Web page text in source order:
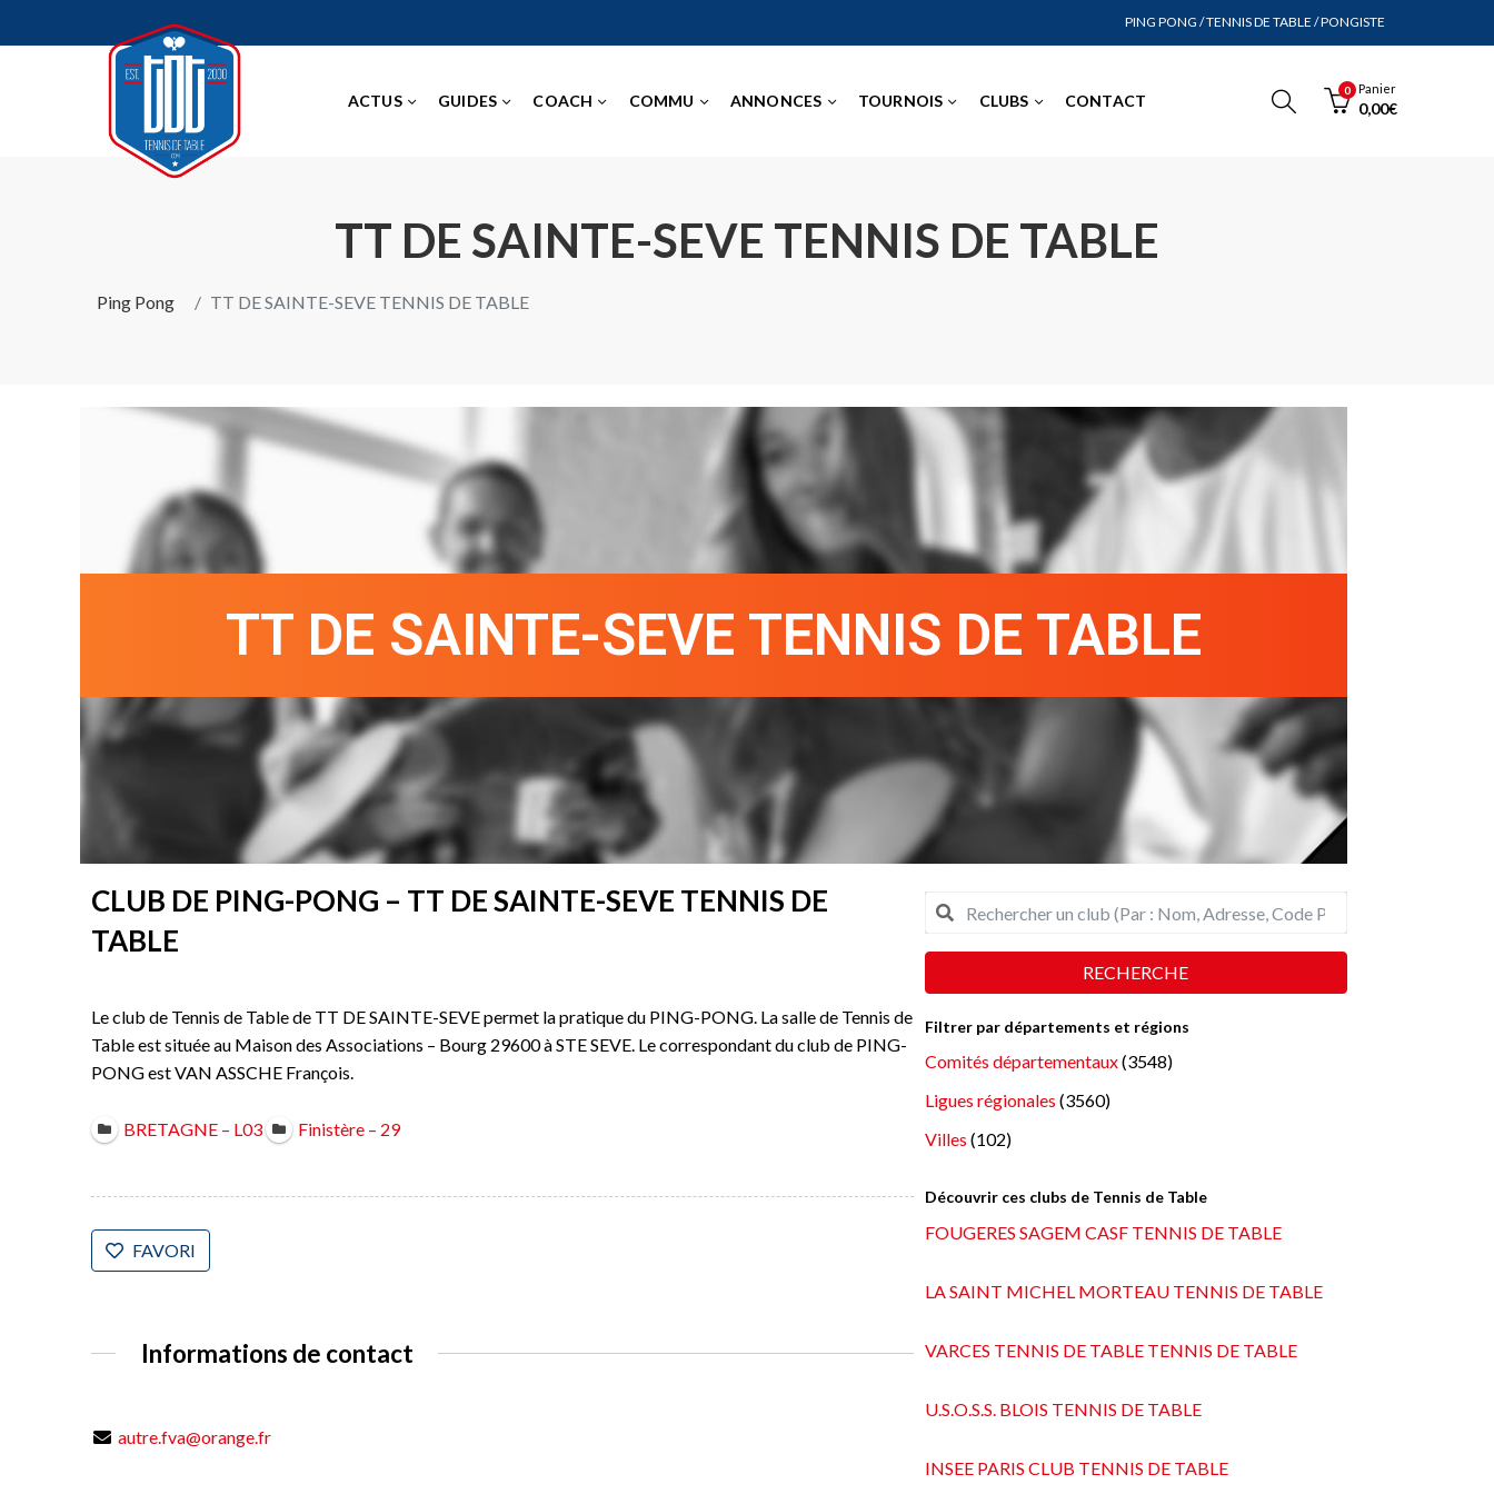
PING PONG / TENNIS DE TABLE / PONGISTE
ACTUS GUIDES COACH COMMU ANNONCES TOURNOIS CLUBS CONTACT
0 Panier
0,00€
TT DE SAINTE-SEVE TENNIS DE TABLE
Ping Pong TT DE SAINTE-SEVE TENNIS DE TABLE
TT DE SAINTE-SEVE TENNIS DE TABLE
CLUB DE PING-PONG – TT DE SAINTE-SEVE TENNIS DE
TABLE
Le club de Tennis de Table de TT DE SAINTE-SEVE permet la pratique du PING-PONG. La salle de Tennis de
Table est située au Maison des Associations – Bourg 29600 à STE SEVE. Le correspondant du club de PING-
PONG est VAN ASSCHE François.
BRETAGNE – L03 Finistère – 29
FAVORI
Informations de contact
autre.fva@orange.fr
RECHERCHE
Filtrer par départements et régions
Comités départementaux(3548)
Ligues régionales (3560)
Villes (102)
Découvrir ces clubs de Tennis de Table
FOUGERES SAGEM CASF TENNIS DE TABLE
LA SAINT MICHEL MORTEAU TENNIS DE TABLE
VARCES TENNIS DE TABLE TENNIS DE TABLE
U.S.O.S.S. BLOIS TENNIS DE TABLE
INSEE PARIS CLUB TENNIS DE TABLE